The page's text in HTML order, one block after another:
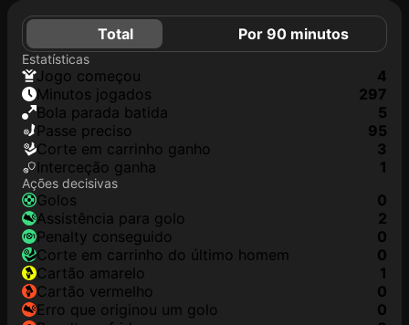
Total Por 90 minutos
Estatísticas
jogo começou
4
minutos jogados
297
Bola parada batida
5
passe preciso
95
corte em carrinho ganho
3
interceção ganha
1
Ações decisivas
golos
0
assistência para golo
2
penalty conseguido
0
corte em carrinho do último homem
0
cartão amarelo
1
cartão vermelho
0
erro que originou um golo
0